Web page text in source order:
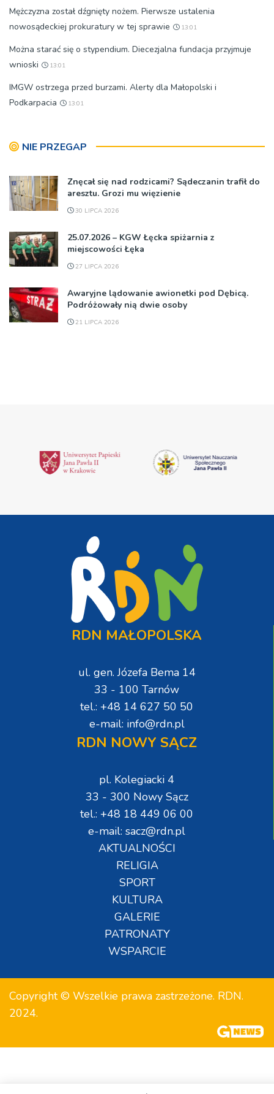
Mężczyzna został dźgnięty nożem. Pierwsze ustalenia
nowosądeckiej prokuratury w tej sprawie
13:01
Można starać się o stypendium. Diecezjalna fundacja przyjmuje
wnioski
13:01
IMGW ostrzega przed burzami. Alerty dla Małopolski i
Podkarpacia
13:01
NIE PRZEGAP
Znęcał się nad rodzicami? Sądeczanin trafił do
aresztu. Grozi mu więzienie
30 LIPCA 2026
25.07.2026 – KGW Łęcka spiżarnia z
miejscowości Łęka
27 LIPCA 2026
Awaryjne lądowanie awionetki pod Dębicą.
Podróżowały nią dwie osoby
21 LIPCA 2026
RDN MAŁOPOLSKA
ul. gen. Józefa Bema 14
33 - 100 Tarnów
tel.: +48 14 627 50 50
e-mail: info@rdn.pl
RDN NOWY SĄCZ
pl. Kolegiacki 4
33 - 300 Nowy Sącz
tel.: +48 18 449 06 00
e-mail: sacz@rdn.pl
AKTUALNOŚCI
RELIGIA
SPORT
KULTURA
GALERIE
PATRONATY
WSPARCIE
Copyright © Wszelkie prawa zastrzeżone. RDN.
2024.